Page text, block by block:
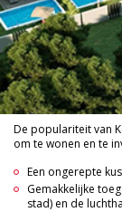
De populariteit van
om te wonen en te
Een ongerepte
Gemakkelijke
stad) en de